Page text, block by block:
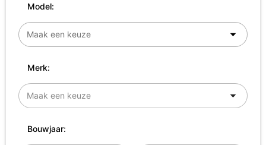
Model:
Merk:
Bouwjaar: